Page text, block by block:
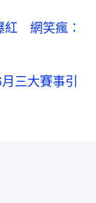
紅 網笑瘋：
三大賽事引